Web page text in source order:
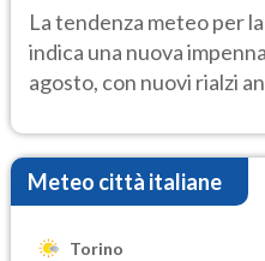
temporale
La tendenza meteo per
indica una nuova
agosto, con nuovi rialzi
Meteo città italiane
Torino